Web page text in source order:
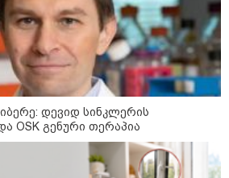
დადგომამდე
ფული ამ ზოდიაქოს ნიშნების
ხელში აღმოჩნდება: ვინ
გამდიდრდება?
როგორ ჩავიცვათ 40 წლის
დევიდ სინკლერის
OSK გენური თერაპია